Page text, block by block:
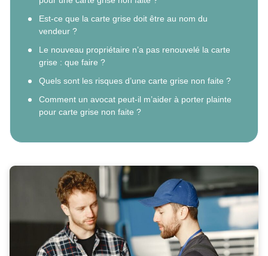
Est-ce que la carte grise doit être au nom du
vendeur ?
Le nouveau propriétaire n’a pas renouvelé la carte
grise : que faire ?
Quels sont les risques d’une carte grise non faite ?
Comment un avocat peut-il m’aider à porter plainte
pour carte grise non faite ?